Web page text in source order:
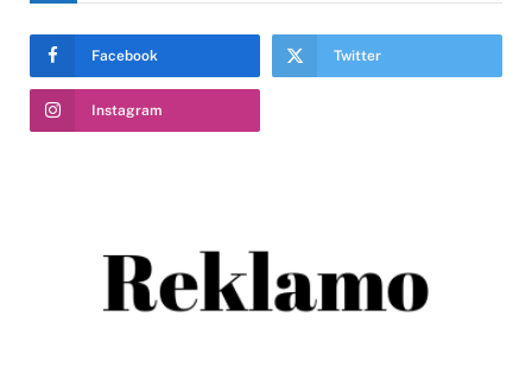
Facebook Twitter
Instagram